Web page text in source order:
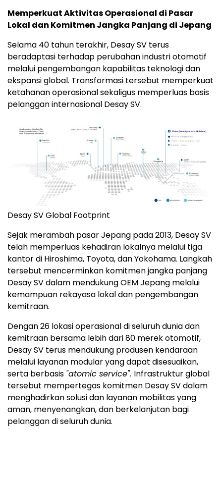
Memperkuat Aktivitas Operasional di Pasar
Lokal dan Komitmen Jangka Panjang di Jepang
Selama 40 tahun terakhir, Desay SV terus
beradaptasi terhadap perubahan industri otomotif
melalui pengembangan kapabilitas teknologi dan
ekspansi global. Transformasi tersebut memperkuat
ketahanan operasional sekaligus memperluas basis
pelanggan internasional Desay SV.
Desay SV Global Footprint
Sejak merambah pasar Jepang pada 2013, Desay SV
telah memperluas kehadiran lokalnya melalui tiga
kantor di Hiroshima, Toyota, dan Yokohama. Langkah
tersebut mencerminkan komitmen jangka panjang
Desay SV dalam mendukung OEM Jepang melalui
kemampuan rekayasa lokal dan pengembangan
kemitraan.
Dengan 26 lokasi operasional di seluruh dunia dan
kemitraan bersama lebih dari 80 merek otomotif,
Desay SV terus mendukung produsen kendaraan
melalui layanan modular yang dapat disesuaikan,
serta berbasis "atomic service". Infrastruktur global
tersebut mempertegas komitmen Desay SV dalam
menghadirkan solusi dan layanan mobilitas yang
aman, menyenangkan, dan berkelanjutan bagi
pelanggan di seluruh dunia.